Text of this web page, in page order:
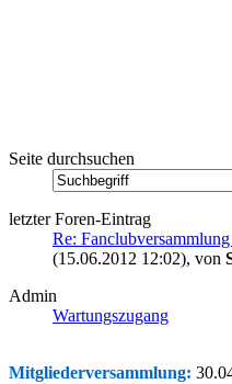
Seite durchsuchen
letzter Foren-Eintrag
Re:
(15.06.2012 12:02), von
Admin
Wartungszugang
Mitgliederversammlung: